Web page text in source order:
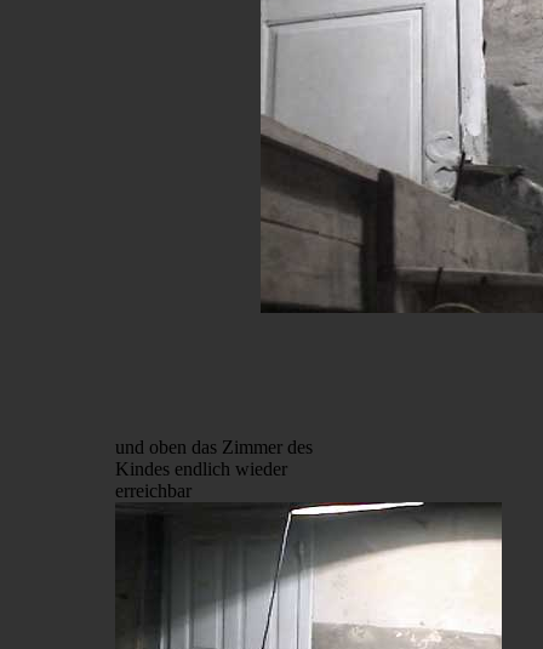
und oben das Zimmer des
Kindes endlich wieder
erreichbar